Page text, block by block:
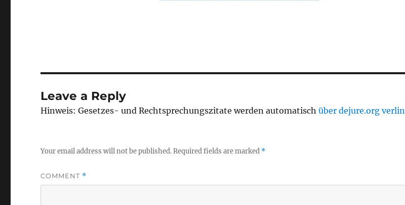
Leave a Reply
Hinweis: Gesetzes- und Rechtsprechungszitate werden automatischüber dejure.org
Your email address will not be published.Required fields are marked *
COMMENT *